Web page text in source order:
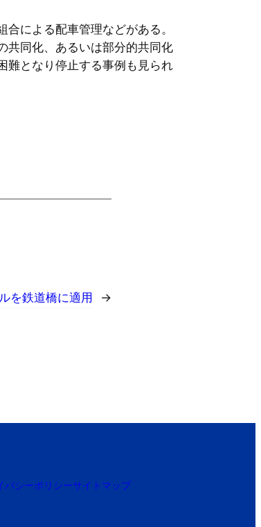
による配車管理などがある。
共同化、あるいは部分的共同化
難となり停止する事例も見られ
を鉄道橋に適用 →
バシーポリシーサイトマップ